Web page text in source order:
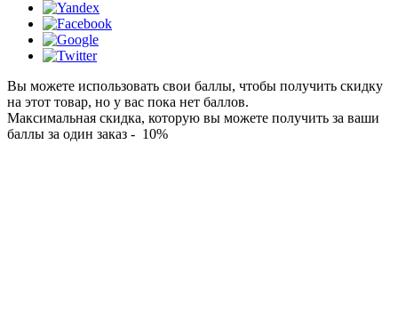
Вы можете использовать свои баллы, чтобы получить скидку
на этот товар, но у вас пока нет баллов.
Максимальная скидка, которую вы можете получить за ваши
баллы за один заказ - 10%